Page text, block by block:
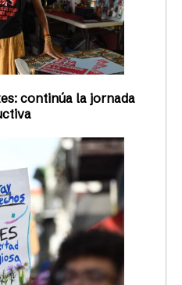
continúa la jornada